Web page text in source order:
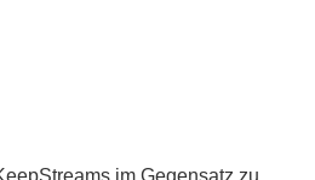
im Gegensatz zu